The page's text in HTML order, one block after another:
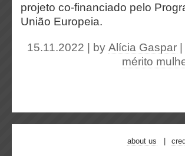
projeto co-financiado pelo
União Europeia.
15.11.2022 | by Alícia Gaspar
mérito
about us